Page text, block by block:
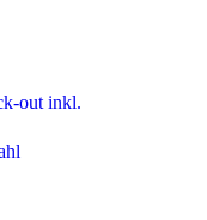
out inkl.